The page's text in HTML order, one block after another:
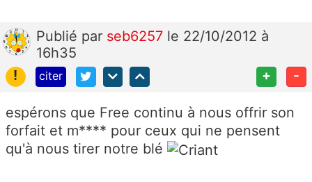
Publié par seb6257 le 22/10/2012 à
16h35
!
citer + -
espérons que Free continu à nous offrir son
forfait et m**** pour ceux qui ne pensent
qu'à nous tirer notre blé